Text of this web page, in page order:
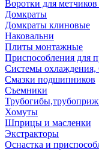
Воротки для
Домкраты
Домкраты клиновые
Наковальни
Плиты монтажные
Приспособления для
Системы
Смазки подшипников
Съемники
Хомуты
Шприцы и масленки
Экстракторы
Оснастка и